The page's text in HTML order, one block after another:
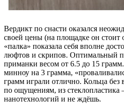
Вердикт по снасти оказался
своей цены (на площадке он стоит
«палка» показала себя вполне
люфтов и скрипов. Оптимальный
приманки весом от 6.5 до 15
минноу на 3 грамма,
грамм играли отлично. Кольца без
по ощущениям, из стеклопластика
нанотехнологий и не ждёшь.